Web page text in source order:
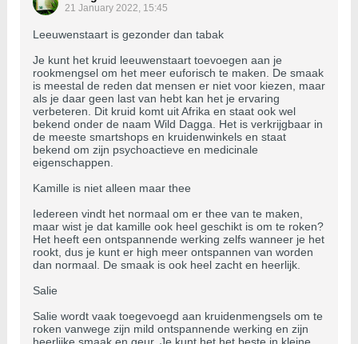
21 January 2022, 15:45
Leeuwenstaart is gezonder dan tabak
Je kunt het kruid leeuwenstaart toevoegen aan je
rookmengsel om het meer euforisch te maken. De smaak
is meestal de reden dat mensen er niet voor kiezen, maar
als je daar geen last van hebt kan het je ervaring
verbeteren. Dit kruid komt uit Afrika en staat ook wel
bekend onder de naam Wild Dagga. Het is verkrijgbaar in
de meeste smartshops en kruidenwinkels en staat
bekend om zijn psychoactieve en medicinale
eigenschappen.
Kamille is niet alleen maar thee
Iedereen vindt het normaal om er thee van te maken,
maar wist je dat kamille ook heel geschikt is om te roken?
Het heeft een ontspannende werking zelfs wanneer je het
rookt, dus je kunt er high meer ontspannen van worden
dan normaal. De smaak is ook heel zacht en heerlijk.
Salie
Salie wordt vaak toegevoegd aan kruidenmengsels om te
roken vanwege zijn mild ontspannende werking en zijn